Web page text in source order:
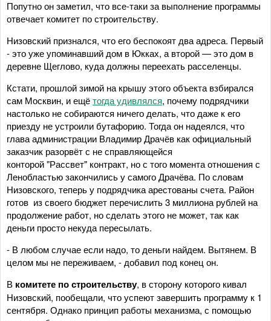
Попутно он заметил, что все-таки за выполнение программы
отвечает комитет по строительству.
Низовский признался, что его беспокоят два адреса. Первый
- это уже упоминавший дом в Юкках, а второй — это дом в
деревне Щеглово, куда должны переехать расселенцы.
Кстати, прошлой зимой на крышу этого объекта взбирался
сам Москвин, и ещётогда удивлялся, почему подрядчики
настолько не собираются ничего делать, что даже к его
приезду не устроили бутафорию. Тогда он надеялся, что
глава администрации Владимир Драчёв как официальный
заказчик разорвёт с не справляющейся
конторой "Рассвет" контракт, но с того момента отношения с
Ленобластью закончились у самого Драчёва. По словам
Низовского, теперь у подрядчика арестованы счета. Район
готов из своего бюджет перечислить 3 миллиона рублей на
продолжение работ, но сделать этого не может, так как
деньги просто некуда пересылать.
- В любом случае если надо, то деньги найдем. Вытянем. В
целом мы не переживаем, - добавил под конец он.
В комитете по строительству, в сторону которого кивал
Низовский, пообещали, что успеют завершить программу к 1
сентября. Однако принцип работы механизма, с помощью